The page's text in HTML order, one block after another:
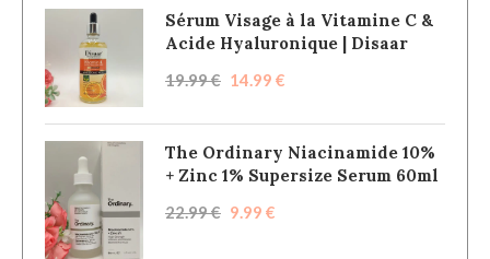
Sérum Visage à la Vitamine C &
Acide Hyaluronique | Disaar
19.99€ 14.99 €
The Ordinary Niacinamide 10%
+ Zinc 1% Supersize Serum 60ml
22.99€ 9.99 €